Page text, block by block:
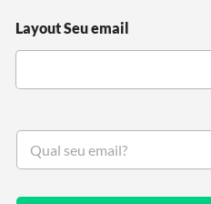
Layout Seu email
S
u